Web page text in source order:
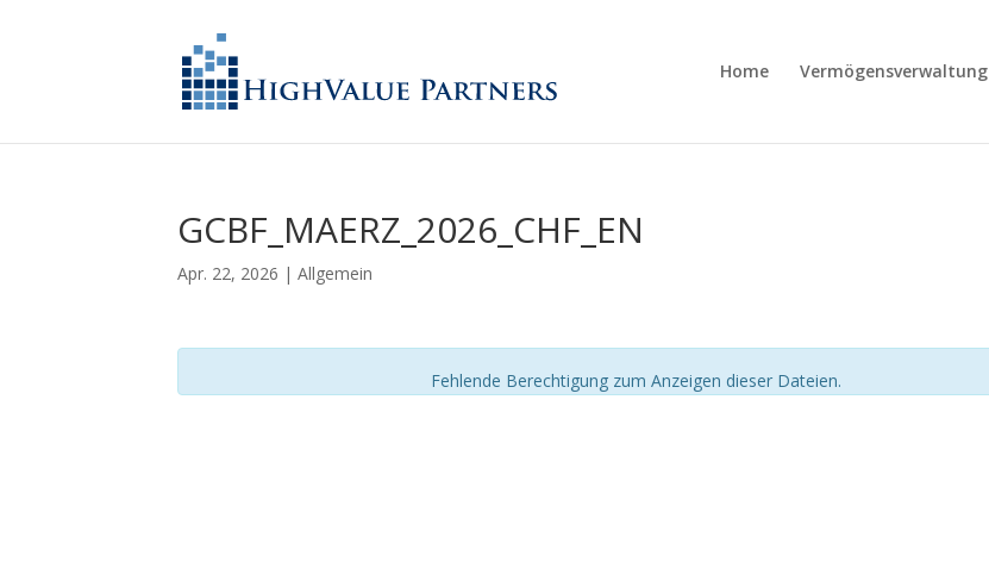
Home Vermögensverwaltung
GCBF_MAERZ_2026_CHF_EN
Apr. 22, 2026 | Allgemein
Fehlende Berechtigung zum Anzeigen dieser Dateien.